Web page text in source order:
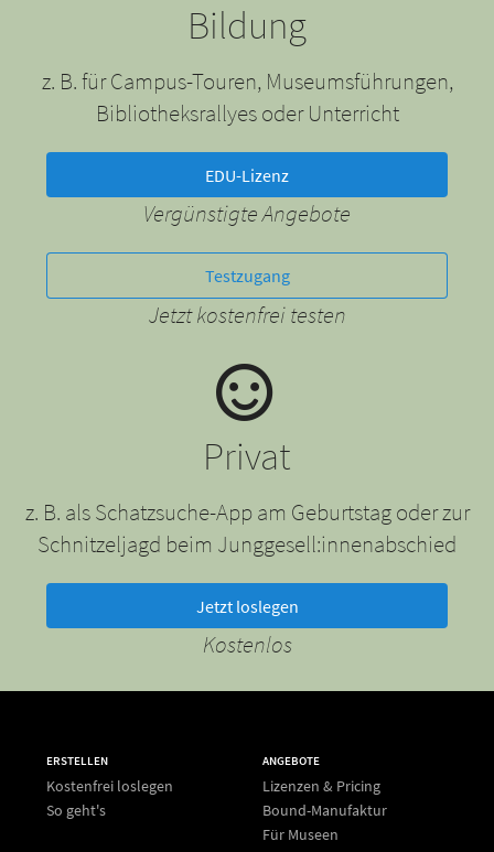
Bildung
z. B. für Campus-Touren, Museumsführungen,
Bibliotheksrallyes oder Unterricht
EDU-Lizenz
Vergünstigte Angebote
Testzugang
Jetzt kostenfrei testen
Privat
z. B. als Schatzsuche-App am Geburtstag oder zur
Schnitzeljagd beim Junggesell:innenabschied
Jetzt loslegen
Kostenlos
ERSTELLEN
Kostenfrei loslegen
So geht's
ANGEBOTE
Lizenzen & Pricing
Bound-Manufaktur
Für Museen